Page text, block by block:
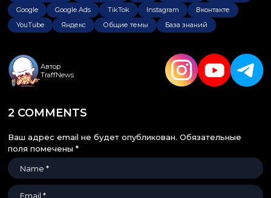
Google
Google Ads TikTok Instagram
Вконтакте
YouTube
Яндекс Общие темы База знаний
Автор
TraffNews
2 COMMENTS
Ваш адрес email не будет опубликован. Обязательные
поля помечены *